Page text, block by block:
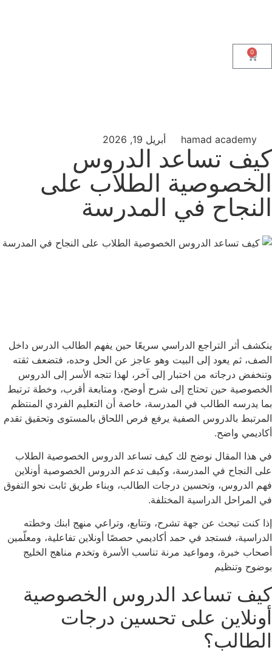
0
hamad academy أبريل 19, 2026
كيف تساعد الدروس
الخصوصية الطلاب على
النجاح في المدرسة
ينكشف أثر التراجع الدراسي سريعًا حين يفهم الطالب الدرس داخل
الصف، ثم يعود إلى البيت وهو عاجز عن الحل وحده، فتضعف ثقته
وتنخفض درجاته من اختبار إلى آخر، لهذا تتجه الأسر إلى الدروس
الخصوصية حين تحتاج إلى شرح أوضح، ومتابعة أقرب، وخطة ترتبط
بما يدرسه الطالب في المدرسة، خاصة أن التعليم الفردي المنتظم
المرتبط بالدروس الصفية يرفع فرص اللحاق بالمستوى وتحقيق تقدم
أكاديمي واضح.
في هذا المقال نوضح لك كيف تساعد الدروس الخصوصية الطلاب
على النجاح في المدرسة، وكيف تدعم الدروس الخصوصية أونلاين
فهم الدروس، وتحسين درجات الطالب، وبناء طريق ثابت نحو التفوق
في المراحل الدراسية المختلفة.
إذا كنت تبحث عن جهة تشرح، وتتابع، وتراعي منهج ابنك وخطته
الدراسية، فستجد في حمد أكاديمي حصصًا أونلاين تفاعلية، ومعلّمين
أصحاب خبرة، ومواعيد مرنة تناسب الأسرة وتخدم مناهج الخليج
بوضوح وتنظيم
كيف تساعد الدروس الخصوصية
أونلاين على تحسين درجات
الطالب؟